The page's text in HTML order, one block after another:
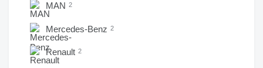
MAN 2
Mercedes-Benz 2
Renault 2